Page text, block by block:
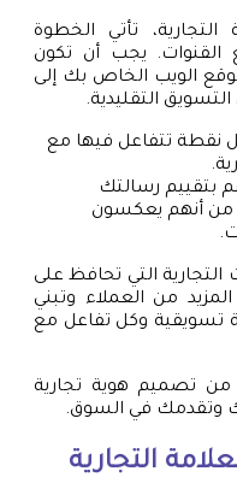
تأتي الخطوة
القنوات. يجب أن تكون
الويب الخاص بك إلى
التقليدية.
نقطة تتفاعل فيها مع
بتقييم رسالتك
من أنهم يعكسون
التجارية التي تحافظ على
من العملاء وتبني
تسويقية وكل تفاعل مع
تصميم هوية تجارية
وتقدمك في السوق.
التجارية